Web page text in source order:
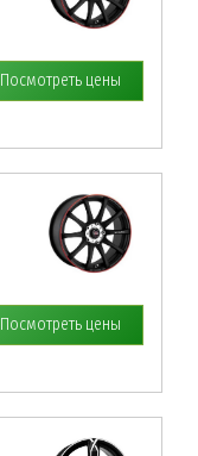
Посмотреть цены
Посмотреть цены